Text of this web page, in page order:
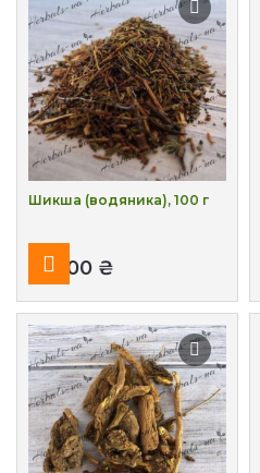
Шикша (водяника), 100 г
₴